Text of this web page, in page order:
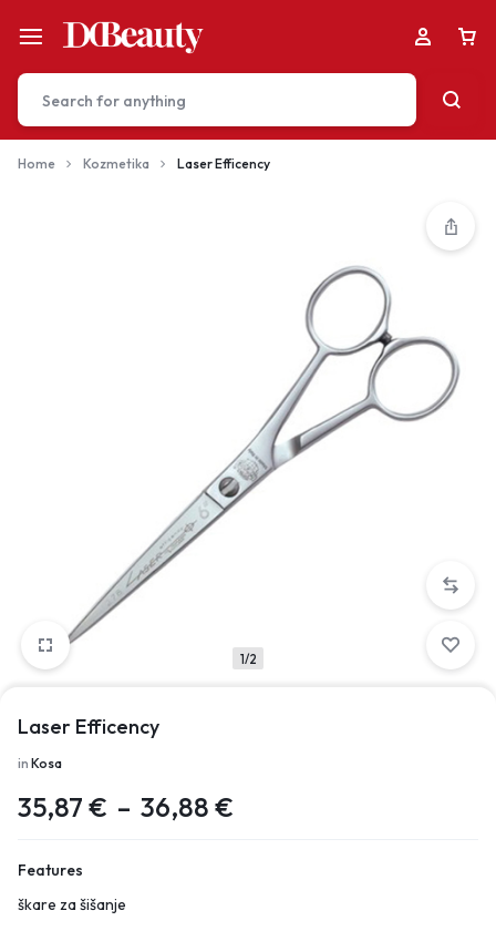
Don't miss out on great deals! Start shopping or
Sign in to view products added.
Shop What's New
Sign in
Home Kozmetika Laser Efficency
1/2
Laser Efficency
in Kosa
35,87 € – 36,88 €
Features
škare za šišanje